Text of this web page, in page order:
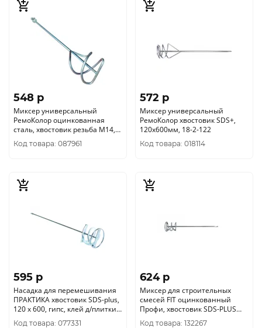
548 p
Миксер универсальный
РемоКолор оцинкованная
сталь, хвостовик резьба М14,
160х590мм, 18-2-216
Код товара: 087961
572 p
Миксер универсальный
РемоКолор хвостовик SDS+,
120х600мм, 18-2-122
Код товара: 018114
595 p
Насадка для перемешивания
ПРАКТИКА хвостовик SDS-plus,
120 х 600, гипс, клей д/плитки
779-585
Код товара: 077331
624 p
Миксер для строительных
смесей FIT оцинкованный
Профи, хвостовик SDS-PLUS
120х600 мм
Код товара: 132267